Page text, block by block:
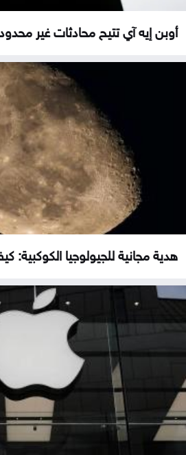
أوبن إيه آي تتيح محادثات غير
هدية مجانية للجيولوجيا